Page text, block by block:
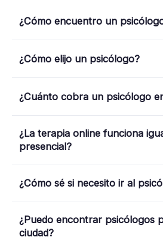
¿Cómo encuentro un
¿Cómo elijo un psicólogo?
¿Cuánto cobra un psicólogo
¿La terapia online funciona
presencial?
¿Cómo sé si necesito ir al
¿Puedo encontrar psicólogos
ciudad?